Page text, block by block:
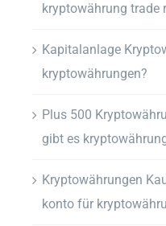
kryptowährung trade
Kapitalanlage
kryptowährungen?
Plus 500
gibt es
Kryptowährungen
konto für